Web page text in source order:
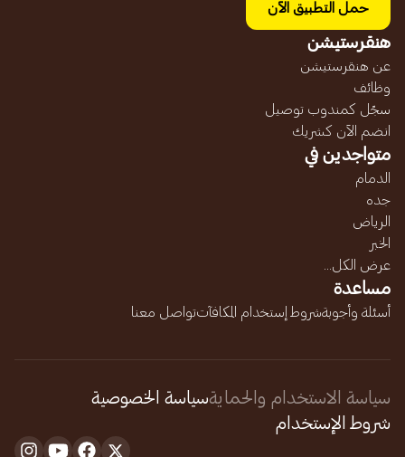
حمل التطبيق الآن
هنقرستيشن
عن هنقرستيشن
وظائف
سجّل كمندوب توصيل
انضم الآن كشريك
متواجدين في
الدمام
جده
الرياض
الخبر
عرض الكل...
مساعدة
أسئلة وأجوبةشروط إستخدام المكافآتتواصل معنا
سياسة الاستخدام والحمايةسياسة الخصوصية
شروط الإستخدام